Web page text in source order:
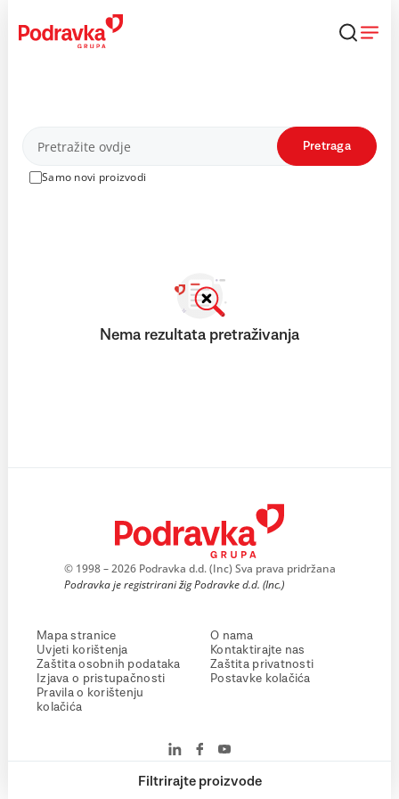
content
Proizvodi
Samo novi proizvodi
Pretraga
Filtrirajte proizvode
Nema rezultata pretraživanja
© 1998 – 2026 Podravka d.d. (Inc) Sva prava pridržana
Podravka je registrirani žig Podravke d.d. (Inc.)
Mapa stranice
Uvjeti korištenja
Zaštita osobnih podataka
Izjava o pristupačnosti
Pravila o korištenju
kolačića
O nama
Kontaktirajte nas
Zaštita privatnosti
Postavke kolačića